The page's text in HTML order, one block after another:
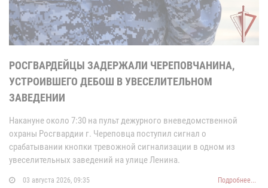
РОСГВАРДЕЙЦЫ ЗАДЕРЖАЛИ ЧЕРЕПОВЧАНИНА,
УСТРОИВШЕГО ДЕБОШ В УВЕСЕЛИТЕЛЬНОМ
ЗАВЕДЕНИИ
Накануне около 7:30 на пульт дежурного вневедомственной
охраны Росгвардии г. Череповца поступил сигнал о
срабатывании кнопки тревожной сигнализации в одном из
увеселительных заведений на улице Ленина.
03 августа 2026, 09:35 Подробнее...